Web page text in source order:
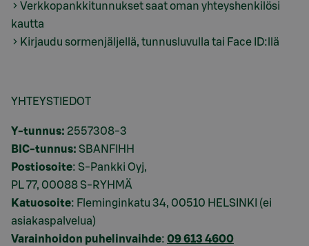
Verkkopankkitunnukset saat oman yhteyshenkilösi
kautta
Kirjaudu sormenjäljellä, tunnusluvulla tai Face ID:llä
YHTEYSTIEDOT
Y-tunnus: 2557308-3
BIC-tunnus: SBANFIHH
Postiosoite: S-Pankki Oyj,
PL 77, 00088 S-RYHMÄ
Katuosoite: Fleminginkatu 34, 00510 HELSINKI (ei
asiakaspalvelua)
Varainhoidon puhelinvaihde: 09 613 4600